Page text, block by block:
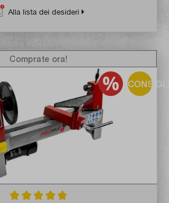
Alla lista dei desideri
Comprate ora!